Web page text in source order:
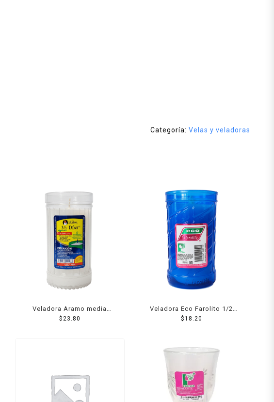
Categoría: Velas y veladoras
Veladora Aramo media
semana 1 pza
$23.80
Veladora Eco Farolito 1/2
Semana
$18.20